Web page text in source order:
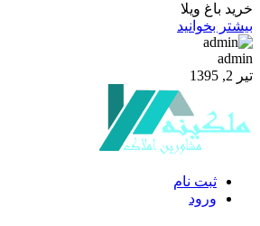
خرید باغ ویلا
بیشتر بخوانید
admin
تیر 2, 1395
ثبت نام
ورود